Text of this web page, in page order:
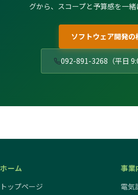
グから、スコープと予算感を一緒
ソフトウェア開発
092-891-3268（平日
ホーム
トップページ
事業
電気